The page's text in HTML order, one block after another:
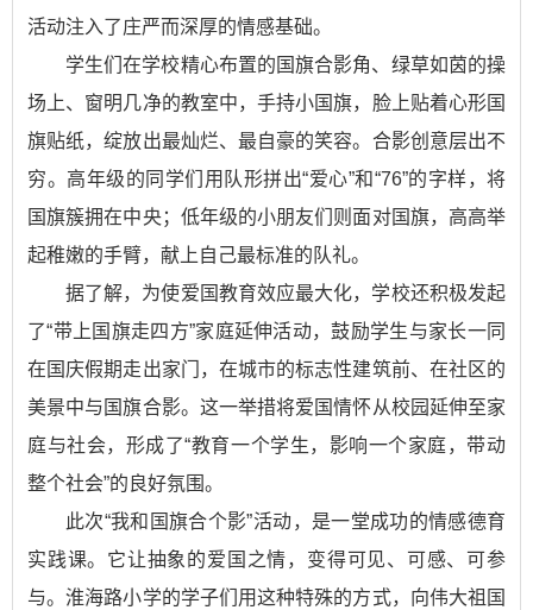
活动注入了庄严而深厚的情感基础。
学生们在学校精心布置的国旗合影角、绿草如茵的操
场上、窗明几净的教室中，手持小国旗，脸上贴着心形国
旗贴纸，绽放出最灿烂、最自豪的笑容。合影创意层出不
穷。高年级的同学们用队形拼出“爱心”和“76”的字样，将
国旗簇拥在中央；低年级的小朋友们则面对国旗，高高举
起稚嫩的手臂，献上自己最标准的队礼。
据了解，为使爱国教育效应最大化，学校还积极发起
了“带上国旗走四方”家庭延伸活动，鼓励学生与家长一同
在国庆假期走出家门，在城市的标志性建筑前、在社区的
美景中与国旗合影。这一举措将爱国情怀从校园延伸至家
庭与社会，形成了“教育一个学生，影响一个家庭，带动
整个社会”的良好氛围。
此次“我和国旗合个影”活动，是一堂成功的情感德育
实践课。它让抽象的爱国之情，变得可见、可感、可参
与。淮海路小学的学子们用这种特殊的方式，向伟大祖国